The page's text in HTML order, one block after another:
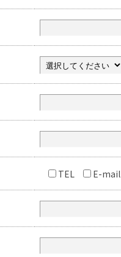
TEL E-mail